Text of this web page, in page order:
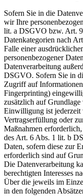
Sofern Sie in die
wir Ihre
lit. a DSGVO bzw. Art.
Datenkategorien nach
Falle einer
personenbezogener
Datenverarbeitung
DSGVO. Sofern Sie in
Zugriff auf
Fingerprinting)
zusätzlich auf
Einwilligung ist jederzeit
Vertragserfüllung oder
Maßnahmen
des Art. 6 Abs. 1 lit. b
Daten, sofern diese zur
erforderlich sind auf
Die Datenverarbeitung
berechtigten Interesses
Über die jeweils im
in den folgenden